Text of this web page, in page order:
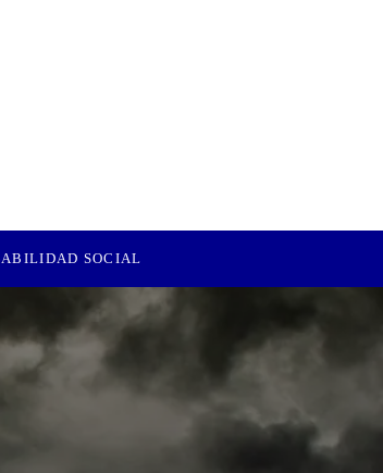
SOCIAL